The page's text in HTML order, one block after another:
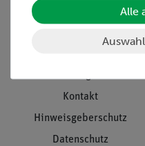
Kontakt
Hinweisgeberschutz
Datenschutz
Alle